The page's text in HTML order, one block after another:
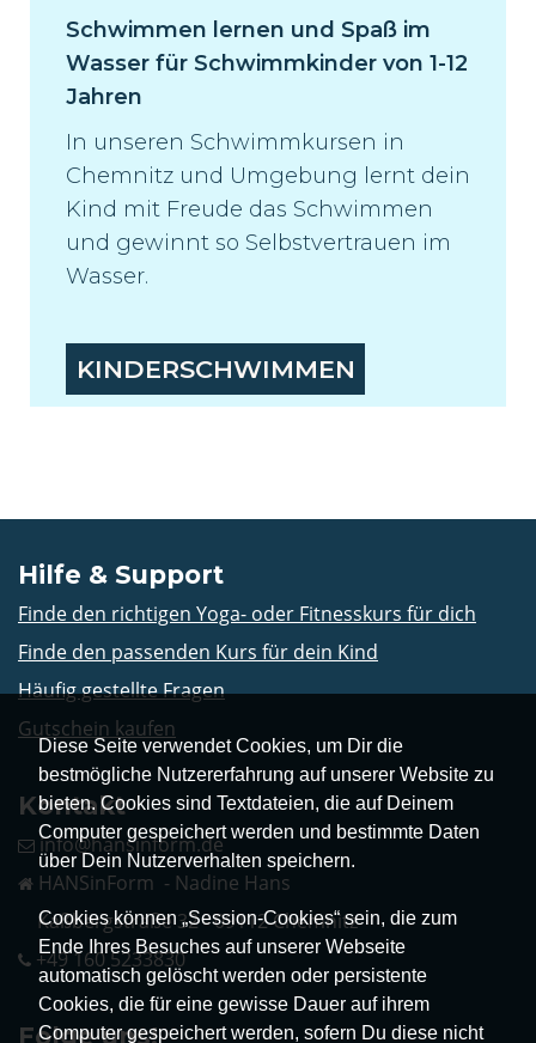
Diese Seite verwendet Cookies, um Dir die
bestmögliche Nutzererfahrung auf unserer Website zu
bieten. Cookies sind Textdateien, die auf Deinem
Computer gespeichert werden und bestimmte Daten
über Dein Nutzerverhalten speichern.
Cookies können „Session-Cookies“ sein, die zum
Ende Ihres Besuches auf unserer Webseite
automatisch gelöscht werden oder persistente
Cookies, die für eine gewisse Dauer auf ihrem
Computer gespeichert werden, sofern Du diese nicht
Schwimmen lernen und Spaß im
Wasser für Schwimmkinder von 1-12
Jahren
In unseren Schwimmkursen in
Chemnitz und Umgebung lernt dein
Kind mit Freude das Schwimmen
und gewinnt so Selbstvertrauen im
Wasser.
KINDERSCHWIMMEN
Hilfe & Support
Finde den richtigen Yoga- oder Fitnesskurs für dich
Finde den passenden Kurs für dein Kind
Häufig gestellte Fragen
Gutschein kaufen
Kontakt
info@hansinform.de
HANSinForm - Nadine Hans
Kaßbergstraße 32 - 09112 Chemnitz
+49 160 5233830
Folge uns!